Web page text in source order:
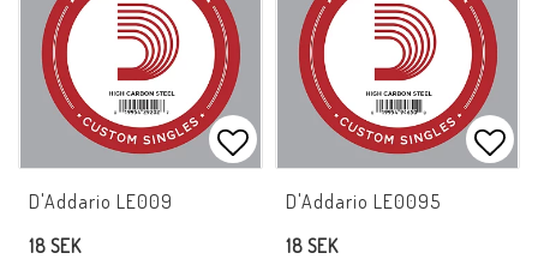
Lägg till i favoritlistan
D'Addario LE009
18 SEK
D'Addario LE0095
18 SEK